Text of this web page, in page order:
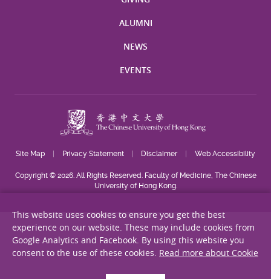
ALUMNI
NEWS
EVENTS
Site Map Privacy Statement Disclaimer Web Accessibility
Copyright © 2026. All Rights Reserved. Faculty of Medicine, The Chinese
University of Hong Kong.
This website uses cookies to ensure you get the best
experience on our website. These may include cookies from
Google Analytics and Facebook. By using this website you
consent to the use of these cookies. Read more about Cookie